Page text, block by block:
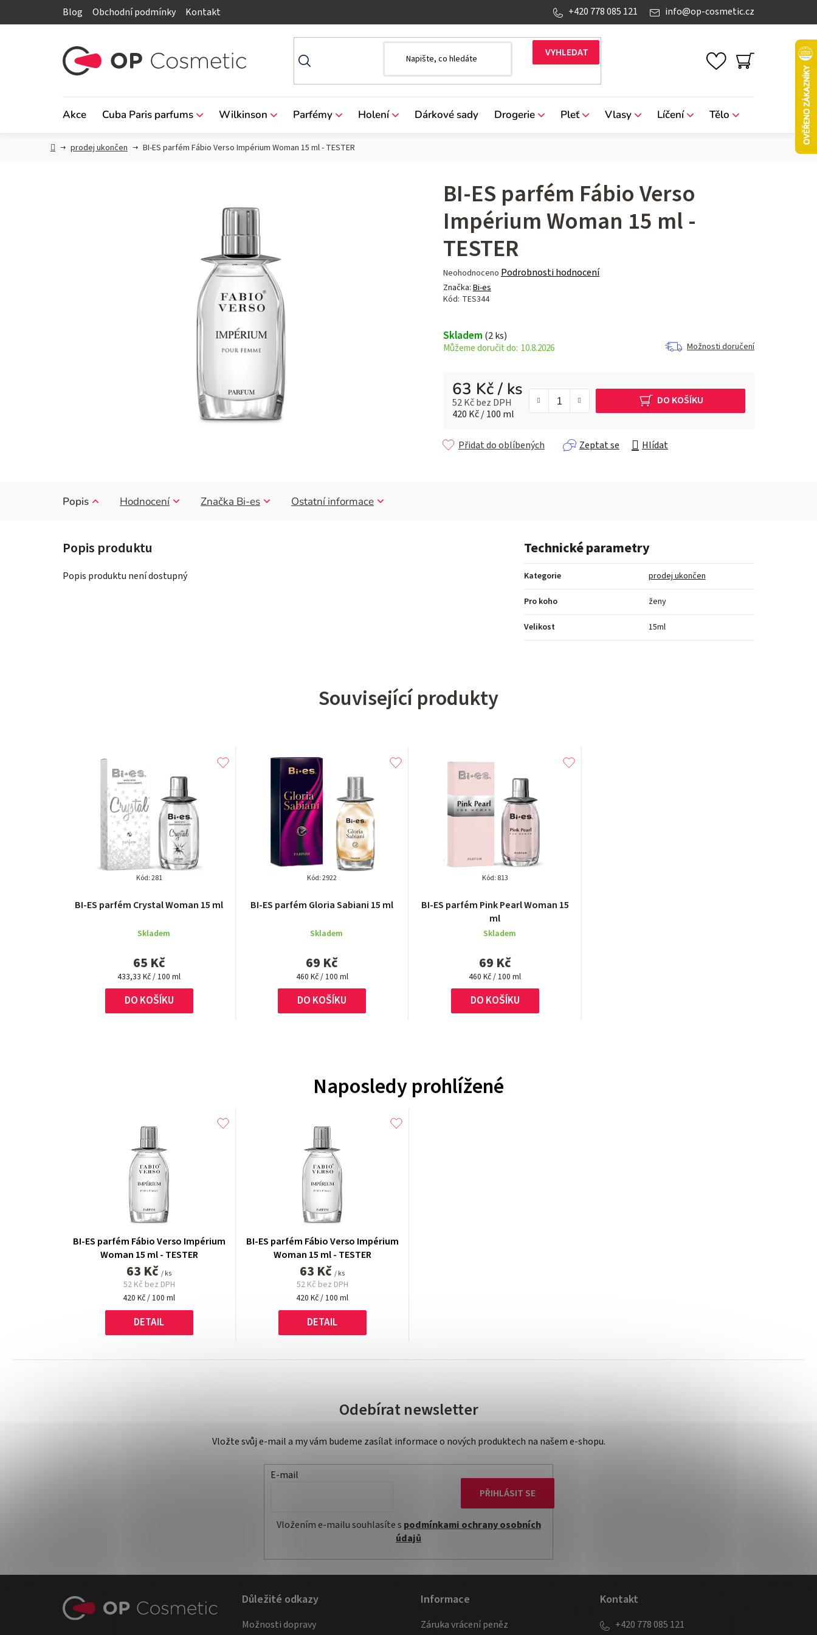
Blog Obchodní podmínky Kontakt info@op-cosmetic.cz
+420 778 085 121
NÁKUPNÍ
Akce Cuba Paris parfums Wilkinson Parfémy Holení Dárkové sady Drogerie Pleť Vlasy Líčení Tělo
Domůprodej ukončen BI-ES parfém Fábio Verso Impérium Woman 15 ml - TESTER
BI-ES parfém Fábio Verso
Impérium Woman 15 ml -
TESTER
Průměrné
hodnocení
produktu
z 5
hvězdiček.
Neohodnoceno Podrobnosti hodnocení
Značka: Bi-es
Kód: TES344
Skladem (2 ks)
10.8.2026 Možnosti doručení
63 Kč/ ks
52 Kč bez DPH
Měrná cena:
420 Kč / 100 ml
DO KOŠÍKU
Zeptat se Hlídat
Přidat do oblíbených
Popis Hodnocení Značka Bi-es Ostatní informace
Popis produktu není dostupný
Technické parametry
Kategorie prodej ukončen
Pro koho ženy
Velikost 15ml
Související produkty
BI-ES parfém Crystal Woman 15 ml
hodnocení
je
z
5
hvězdiček.
Skladem
65 Kč
Měrná
cena:
433,33 Kč / 100 ml
DO KOŠÍKU
Kód:281
BI-ES parfém Gloria Sabiani 15 ml
hodnocení
je
z
5
hvězdiček.
Skladem
69 Kč
Měrná
cena:
460 Kč / 100 ml
DO KOŠÍKU
Kód:2922
BI-ES parfém Pink Pearl Woman 15
ml
hodnocení
produktu
je
z
5
hvězdiček.
Skladem
69 Kč
Měrná
cena:
460 Kč / 100 ml
DO KOŠÍKU
Kód: 813
Naposledy prohlížené
BI-ES parfém Fábio Verso Impérium
Woman 15 ml - TESTER
63 Kč / ks
52 Kč bez DPH
Měrná
420 Kč / 100 ml
DETAIL
BI-ES parfém Fábio Verso Impérium
Woman 15 ml - TESTER
63 Kč / ks
52 Kč bez DPH
Měrná
420 Kč / 100 ml
DETAIL
Odebírat newsletter
Vložte svůj e-mail a my vám budeme zasílat informace o nových produktech na našem e-shopu.
E-mail
Vložením e-mailu souhlasíte s podmínkami ochrany osobních
údajů
PŘIHLÁSIT SE
Důležité odkazy
Možnosti dopravy
Informace
Záruka vrácení peněz
Kontakt
+420 778 085 121